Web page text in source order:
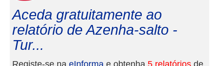
Aceda gratuitamente ao
relatório de Azenha-salto -
Tur...
Registe-se na eInforma e obtenha 5 relatórios de